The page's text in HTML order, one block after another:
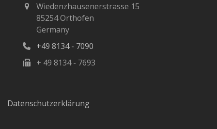
Wiedenzhausenerstrasse 15
85254 Orthofen
Germany
+49 8134 - 7090
+ 49 8134 - 7693
Datenschutzerklärung